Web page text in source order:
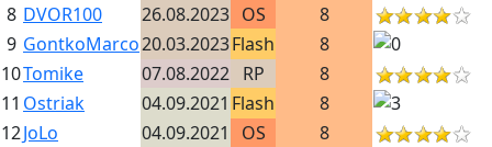
8 DVOR100 26.08.2023 OS
8
9 GontkoMarco20.03.2023Flash
8
10Tomike 07.08.2022 RP
8
11 Ostriak 04.09.2021 Flash
8
12JoLo 04.09.2021 OS
8